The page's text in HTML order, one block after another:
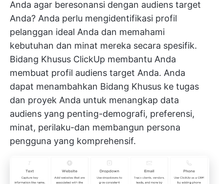
Anda agar beresonansi dengan audiens target
Anda? Anda perlu mengidentifikasi profil
pelanggan ideal Anda dan memahami
kebutuhan dan minat mereka secara spesifik.
Bidang Khusus ClickUp membantu Anda
membuat profil audiens target Anda. Anda
dapat menambahkan Bidang Khusus ke tugas
dan proyek Anda untuk menangkap data
audiens yang penting-demografi, preferensi,
minat, perilaku-dan membangun persona
pengguna yang komprehensif.